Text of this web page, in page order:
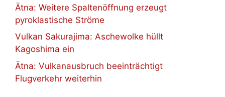
Ätna: Weitere Spaltenöffnung erzeugt
pyroklastische Ströme
Vulkan Sakurajima: Aschewolke hüllt
Kagoshima ein
Ätna: Vulkanausbruch beeinträchtigt
Flugverkehr weiterhin